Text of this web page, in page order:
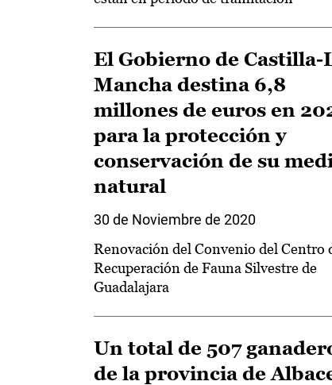
El Gobierno de Castilla-
Mancha destina 6,8
millones de euros en
para la protección y
conservación de su
natural
30 de Noviembre de 2020
Renovación del Convenio del Centro
Recuperación de Fauna Silvestre de
Guadalajara
Un total de 507
de la provincia de